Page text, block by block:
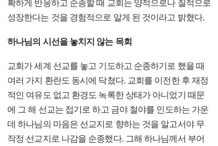
확하게 반응하고 순종할 때 교회는 양적으로나 질적으로
성장한다는 것을 경험적으로 알게 된 것이라고 밝혔다.
하나님의 시선을 놓치지 않는 목회
교회가 세계 선교를 놓고 기도하고 순종하기로 했을 때
여러 가지 환란도 동시에 닥쳤다. 교회를 이전한 후 재정
적인 여유도 없고 환경도 녹록한 상태가 아니었기 때문
에 그 해 선교는 접기로 하고 금야 철야를 인도하는 가운
데 하나님의 마음은 선교지로 향하는 것을 알고서야 무
작정 선교지로 나감을 순종했다. 그해 하나님께서 부어